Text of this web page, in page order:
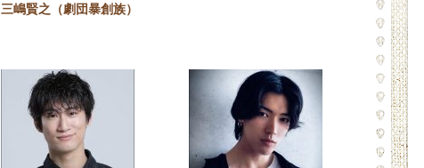
三嶋賢之（劇団暴創族）